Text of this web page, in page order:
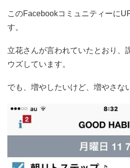
このFacebookコミュニティーに
す。
立花さんが言われていたとおり、
ウズしています。
でも、増やしたいけど、増やさ